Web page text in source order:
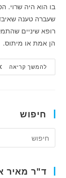
בו הוא היה שרוי.
שעברה טענה שאיבדה
רופא שיניים
הן אמת או מיתוס.
להמשך קריאהאמת
או
נפשי חיפוש
ד"ר מאיר